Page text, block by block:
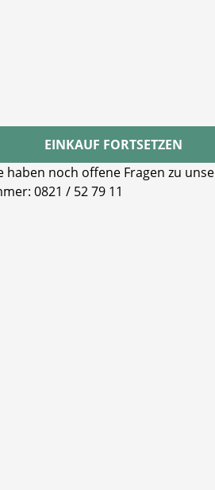
EINKAUF FORTSETZEN
haben noch offene Fragen zu
0821 / 52 79 11